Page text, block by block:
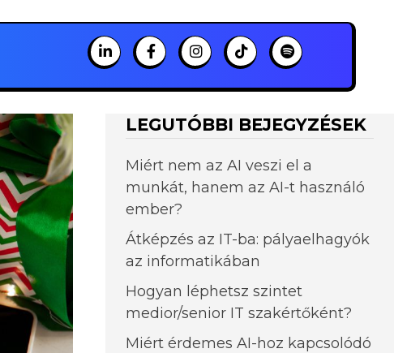
LEGUTÓBBI BEJEGYZÉSEK
Miért nem az AI veszi el a
munkát, hanem az AI-t használó
ember?
Átképzés az IT-ba: pályaelhagyók
az informatikában
Hogyan léphetsz szintet
medior/senior IT szakértőként?
Miért érdemes AI-hoz kapcsolódó